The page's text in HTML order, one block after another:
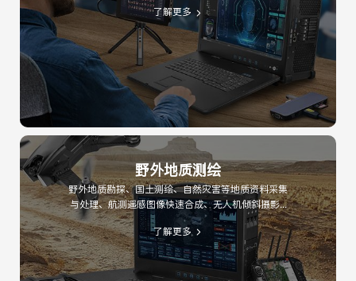
了解更多
野外地质测绘
野外地质勘探、国土测绘、自然灾害等地质资料采集
与处理、航测遥感图像快速合成、无人机倾斜摄影...
了解更多